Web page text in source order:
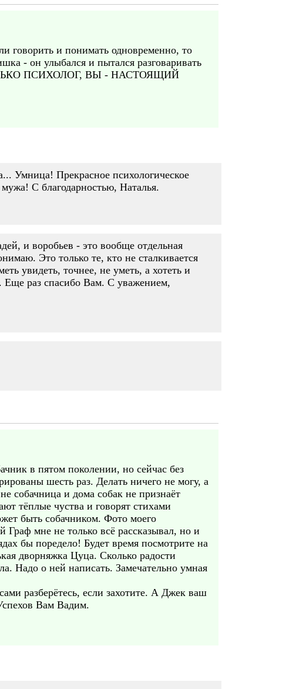
и понимать одновременно, то
- он улыбался и пытался разговаривать
ПСИХОЛОГ, ВЫ - НАСТОЯЩИЙ
Умница! Прекрасное психологическое
С благодарностью, Наталья.
и воробьев - это вообще отдельная
Это только те, кто не сталкивается
увидеть, точнее, не уметь, а хотеть и
Еще раз спасибо Вам. С уважением,
в пятом поколении, но сейчас без
шесть раз. Делать ничего не могу, а
собачница и дома собак не признаёт
тёплые чуства и говорят стихами
быть собачником. Фото моего
Граф мне не только всё рассказывал, но и
бы поредело! Будет время посмотрите на
дворняжка Цуца. Сколько радости
Надо о ней написать. Замечательно умная
разберётесь, если захотите. А Джек ваш
Вам Вадим.